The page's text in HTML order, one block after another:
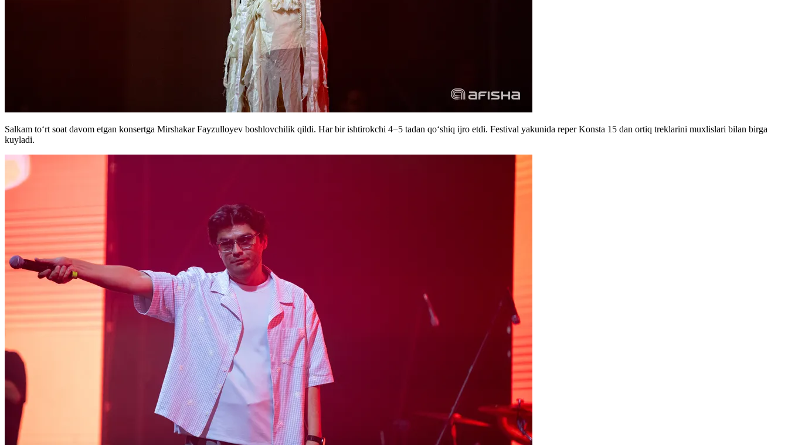
Salkam to‘rt soat davom etgan konsertga Mirshakar Fayzulloyev boshlovchilik qildi. Har bir ishtirokchi 4−5 tadan qo‘shiq ijro etdi. Festival yakunida reper Konsta 15 dan ortiq treklarini muxlislari bilan birga
kuyladi.